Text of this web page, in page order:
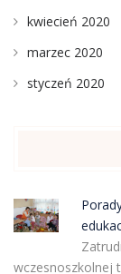
kwiecień 2020
marzec 2020
styczeń 2020
wczesnoszkolnej